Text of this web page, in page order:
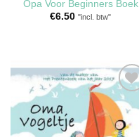
Opa Voor Beginners Boek
€6.50 "incl. btw"
Toevoegen
aan
verlanglijst